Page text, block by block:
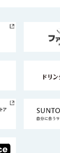
大阪
ステナビリテ